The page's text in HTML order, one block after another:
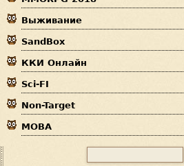
е
с
ь
Выживание
SandBox
ККИ Онлайн
Sci-FI
Non-Target
MOBA